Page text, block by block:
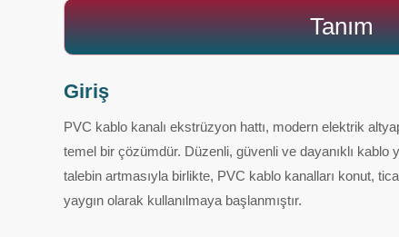
Tanım
Giriş
PVC kablo kanalı ekstrüzyon hattı, modern elektrik
temel bir çözümdür. Düzenli, güvenli ve dayanıklı kablo
talebin artmasıyla birlikte, PVC kablo kanalları konut,
yaygın olarak kullanılmaya başlanmıştır.